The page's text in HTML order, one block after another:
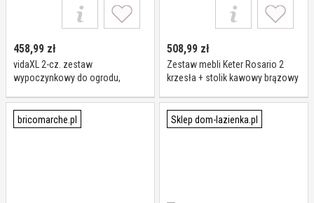
458,99 zł
vidaXL 2-cz. zestaw
wypoczynkowy do ogrodu,
508,99 zł
Zestaw mebli Keter Rosario 2
krzesła + stolik kawowy brązowy
bricomarche.pl Sklep dom-lazienka.pl